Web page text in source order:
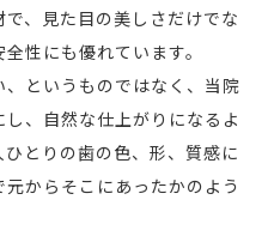
、見た目の美しさだけでな
性にも優れています。
というものではなく、当院
、自然な仕上がりになるよ
とりの歯の色、形、質感に
からそこにあったかのよう